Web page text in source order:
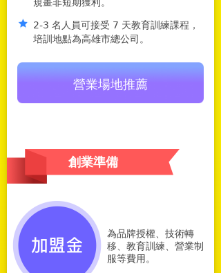
2-3 名人員可接受 7 天教育訓練課程，
培訓地點為高雄市總公司。
營業場地推薦
創業準備
為品牌授權、技術轉
移、教育訓練、營業制
服等費用。